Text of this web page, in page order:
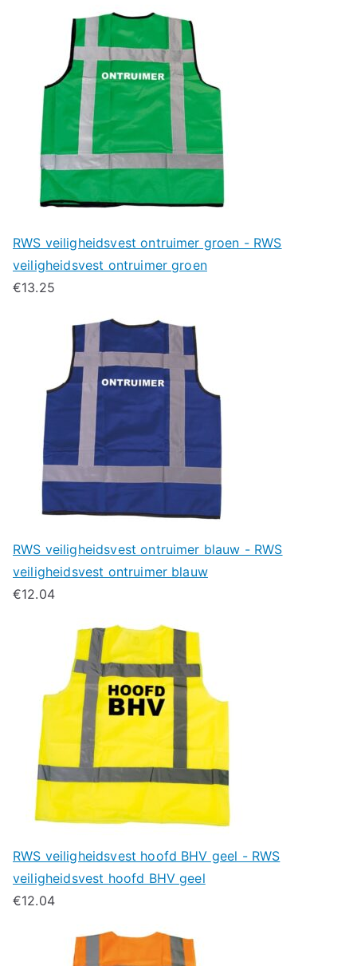
RWS veiligheidsvest ontruimer groen - RWS
veiligheidsvest ontruimer groen
€13.25
RWS veiligheidsvest ontruimer blauw - RWS
veiligheidsvest ontruimer blauw
€12.04
RWS veiligheidsvest hoofd BHV geel - RWS
veiligheidsvest hoofd BHV geel
€12.04